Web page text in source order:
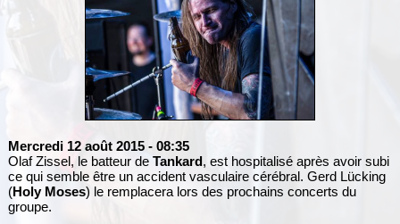
Mercredi 12 août 2015 - 08:35
Olaf Zissel, le batteur de Tankard, est hospitalisé après avoir subi
ce qui semble être un accident vasculaire cérébral. Gerd Lücking
(Holy Moses) le remplacera lors des prochains concerts du
groupe.